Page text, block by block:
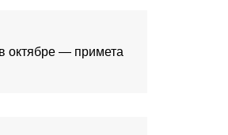
октябре — примета